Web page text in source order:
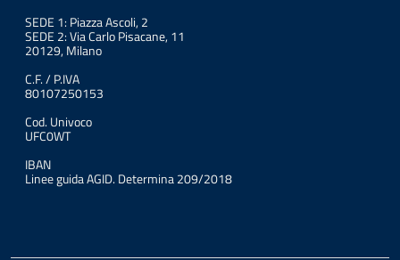
SEDE 1: Piazza Ascoli, 2
SEDE 2: Via Carlo Pisacane, 11
20129, Milano
C.F. / P.IVA
80107250153
Cod. Univoco
UFC0WT
IBAN
Linee guida AGID. Determina 209/2018